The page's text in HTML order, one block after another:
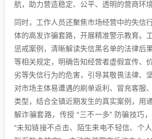
航，助力营造稳定、公平、透明的营商环境
同时，工作人员还聚焦市场经营中的失信
体的高发诈骗套路，开展精准警示教育。
惩戒案例，清晰解读失信黑名单的法律后
等相关规定，明确告知经营者虚假宣传、
劣等失信行为的危害，引导其敬畏法律、
对市场主体易遭遇的刷单返利、冒充客服
类型，结合全镇近期发生的真实案例，用
解诈骗套路，传授 “三不一多” 防骗技巧
“未知链接不点击、陌生来电不轻信、个